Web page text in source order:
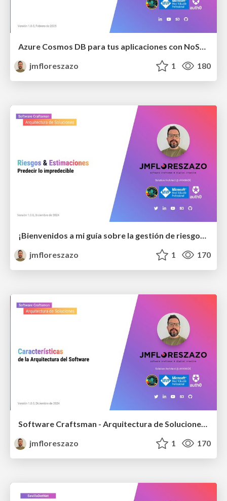
Azure Cosmos DB para tus aplicaciones con NoSQL
jmfloreszazo
1 180
¡Bienvenidos a mi guía sobre la gestión de riesgos y estimaciones en el desarrollo de software! 🚀 Descubre cómo transformar los riesgos en oportunidades y dominar las técnicas avanzadas que asegurarán el éxito de tus proyectos. Desde principiantes hasta
jmfloreszazo
1 170
Software Craftsman - Arquitectura de Soluciones - Architecture Characteristics
jmfloreszazo
1 170